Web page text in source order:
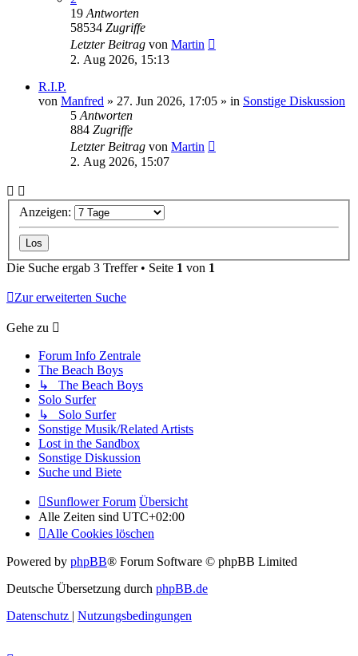
19 Antworten
58534 Zugriffe
Letzter Beitrag von Martin
2. Aug 2026, 15:13
R.I.P.
von Manfred » 27. Jun 2026, 17:05 » in Sonstige Diskussion
5 Antworten
884 Zugriffe
Letzter Beitrag von Martin
2. Aug 2026, 15:07
Anzeigen:
Die Suche ergab 3 Treffer • Seite 1 von 1
Zur erweiterten Suche
Gehe zu
Forum Info Zentrale
The Beach Boys
↳ The Beach Boys
Solo Surfer
↳ Solo Surfer
Sonstige Musik/Related Artists
Lost in the Sandbox
Sonstige Diskussion
Suche und Biete
Sunflower Forum Übersicht
Alle Zeiten sind UTC+02:00
Alle Cookies löschen
Powered by phpBB® Forum Software © phpBB Limited
Deutsche Übersetzung durch phpBB.de
Datenschutz
Nutzungsbedingungen